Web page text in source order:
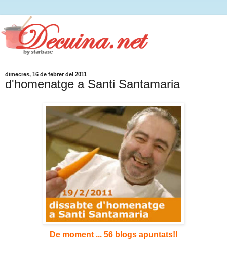
dimecres, 16 de febrer del 2011
d'homenatge a Santi Santamaria
De moment ... 56 blogs apuntats!!